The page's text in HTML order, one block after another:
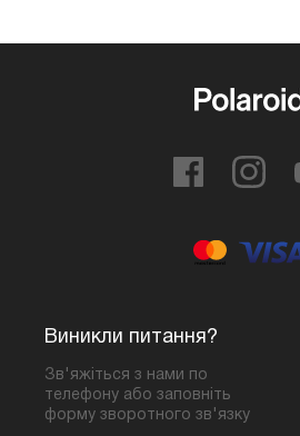
Виникли питання?
Зв'яжіться з нами по
телефону або заповніть
форму зворотного зв'язку